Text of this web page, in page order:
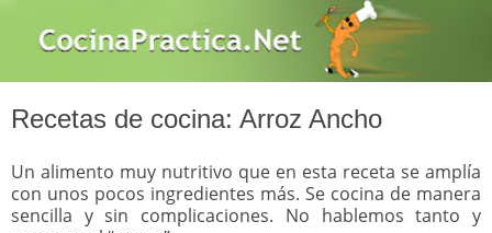
Recetas de cocina: Arroz Ancho
Un alimento muy nutritivo que en esta receta se amplía
con unos pocos ingredientes más. Se cocina de manera
sencilla y sin complicaciones. No hablemos tanto y